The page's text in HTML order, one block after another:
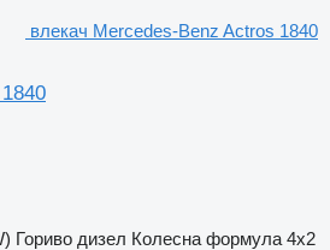
влекач Mercedes-Benz Actros 1840
Гориво дизел Колесна формула 4x2